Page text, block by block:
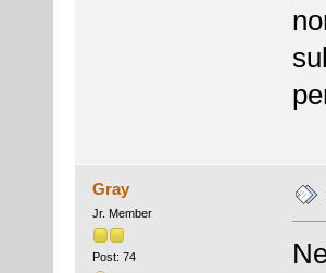
Gray
Jr. Member
Post: 74